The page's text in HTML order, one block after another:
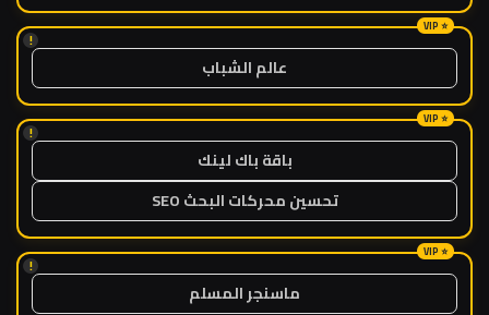
!
عالم الشباب
!
باقة باك لينك
تحسين محركات البحث SEO
!
ماسنجر المسلم